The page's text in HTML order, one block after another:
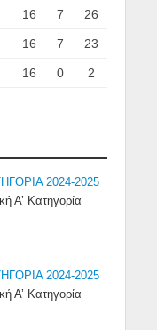
16 7 26
16 7 23
16 0 2
2024-2025
Α’ Κατηγορία
2024-2025
Α’ Κατηγορία